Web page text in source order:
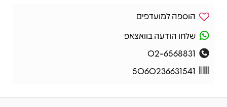
הוספה למועדפים
שלחו הודעה בוואצאפ
02-6568831
5060236631541